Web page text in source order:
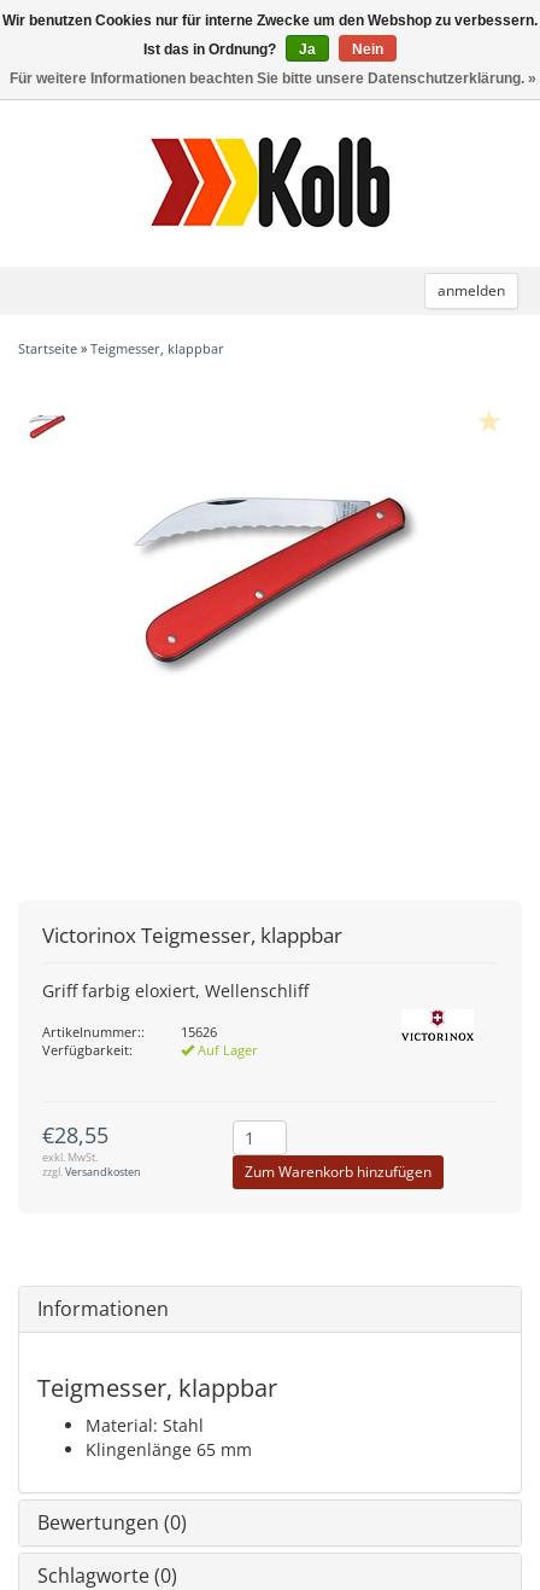
anmelden
Toggle
Startseite » Teigmesser, klappbar
VictorinoxTeigmesser, klappbar
Griff farbig eloxiert, Wellenschliff
Artikelnummer::
15626
Verfügbarkeit:
Auf Lager
€28,55
exkl. MwSt.
zzgl.Versandkosten Zum Warenkorb hinzufügen
Informationen
Teigmesser, klappbar
Material: Stahl
Klingenlänge 65 mm
Bewertungen (0)
Schlagworte (0)
Wir benutzen Cookies nur für interne Zwecke um den Webshop zu verbessern.
Ist das in Ordnung?
Ja
Nein
Für weitere Informationen beachten Sie bitte unsere Datenschutzerklärung. »